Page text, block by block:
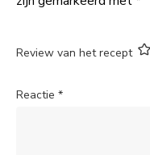
Review van het recept
Reactie *